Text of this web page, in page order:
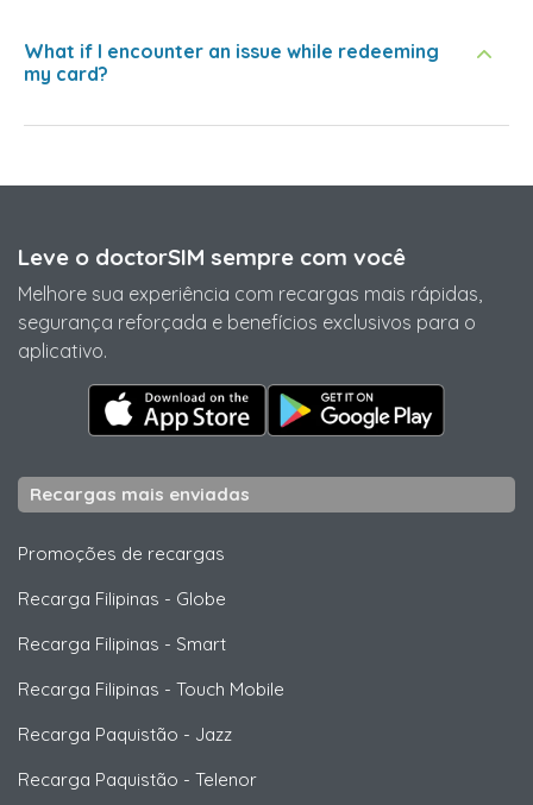
What if I encounter an issue while redeeming
my card?
Leve o doctorSIM sempre com você
Melhore sua experiência com recargas mais rápidas,
segurança reforçada e benefícios exclusivos para o
aplicativo.
Recargas mais enviadas
Promoções de recargas
Recarga Filipinas - Globe
Recarga Filipinas - Smart
Recarga Filipinas - Touch Mobile
Recarga Paquistão - Jazz
Recarga Paquistão - Telenor